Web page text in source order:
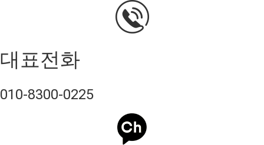
대표전화
010-8300-0225